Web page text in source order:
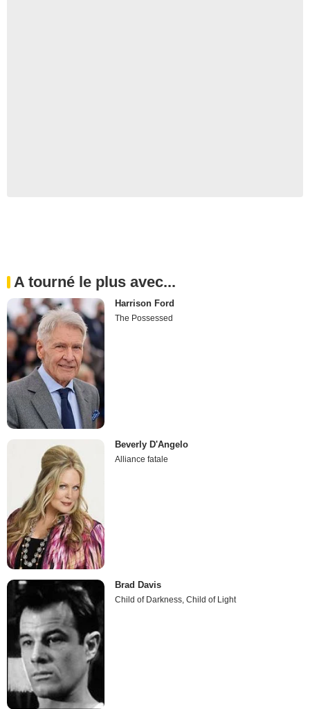
A tourné le plus avec...
Harrison Ford
The Possessed
Beverly D'Angelo
Alliance fatale
Brad Davis
Child of Darkness, Child of Light